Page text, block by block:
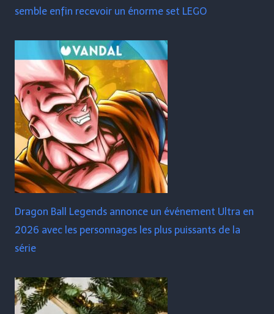
semble enfin recevoir un énorme set LEGO
Dragon Ball Legends annonce un événement Ultra en
2026 avec les personnages les plus puissants de la
série